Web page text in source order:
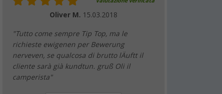
Oliver M. 15.03.2018
"Tutto come sempre Tip Top, ma le
richieste ewigenen per Bewerung
nerveven, se qualcosa di brutto lÄuftt il
cliente sarà già kundtun. gruß Oli il
camperista"